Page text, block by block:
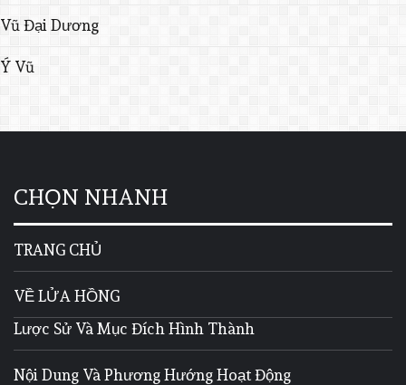
Vũ Đại Dương
Ý Vũ
CHỌN NHANH
TRANG CHỦ
VỀ LỬA HỒNG
Lược Sử Và Mục Đích Hình Thành
Nội Dung Và Phương Hướng Hoạt Động